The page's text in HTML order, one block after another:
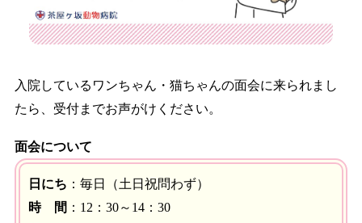
入院しているワンちゃん・猫ちゃんの面会に来られまし
たら、受付までお声がけください。
面会について
日にち ：毎日（土日祝問わず）
時 間 ：12：30～14：30